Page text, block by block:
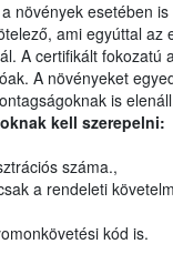
növények esetében
ami egyúttal az
A certifikált fokozatú
A növényeket
is
kell szerepelni:
száma.,
a rendeleti
kód is.